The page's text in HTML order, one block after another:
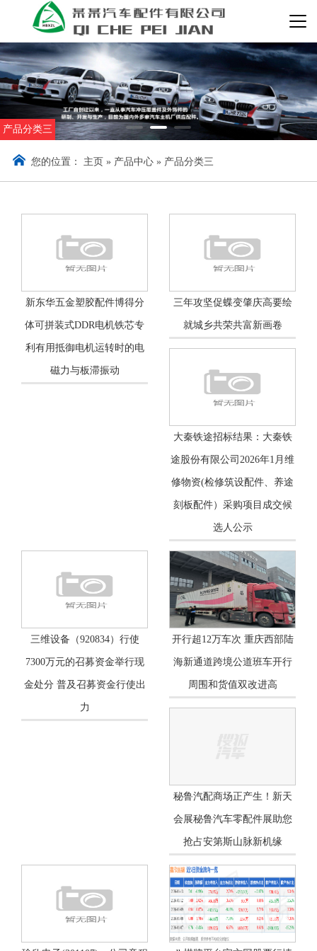
产品分类三
您的位置： 主页 » 产品中心 » 产品分类三
新东华五金塑胶配件博得分
体可拼装式DDR电机铁芯专
利有用抵御电机运转时的电
磁力与板滞振动
三年攻坚促蝶变肇庆高要绘
就城乡共荣共富新画卷
大秦铁途招标结果：大秦铁
途股份有限公司2026年1月维
修物资(检修筑设配件、养途
刻板配件）采购项目成交候
选人公示
三维设备（920834）行使
7300万元的召募资金举行现
金处分 普及召募资金行使出
力
开行超12万车次 重庆西部陆
海新通道跨境公道班车开行
周围和货值双改进高
秘鲁汽配商场正产生！新天
会展秘鲁汽车零配件展助您
抢占安第斯山脉新机缘